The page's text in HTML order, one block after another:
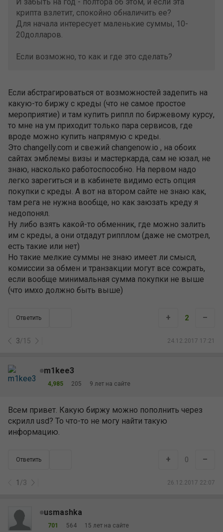
крипта взлетит, спокойно обналичить ее?
Для начала интересует маленькие суммы, 10-
20долларов.
Если возможно, то как и где это сделать?
Если абстрагироваться от возможностей задепить на
какую-то биржу с креды (что не самое простое
мероприятие) и там купить риппл по биржевому курсу,
то мне на ум приходит только пара сервисов, где
вроде можно купить напрямую с креды.
Это changelly.com и свежий changenow.io , на обоих
сайтах эмблемы визы и мастеркарда, сам не юзал, не
знаю, насколько работоспособно. На первом надо
легко зарегиться и в кабинете видимо есть опция
покупки с креды. А вот на втором сайте не знаю как,
там рега не нужна вообще, но как заюзать креду я
недопонял.
Ну либо взять какой-то обменник, где можно залить
им с креды, а они отдадут рипплом (даже не смотрел,
есть такие или нет)
Но такие мелкие суммы не знаю имеет ли смысл,
комиссии за обмен и транзакции могут все сожрать,
если вообще минимальная сумма покупки не выше
(что имхо должно быть выше)
Ответить
3/15 24.12.2017 17:21
+ 2 –
m1kee3
4,985 205 9 лет на сайте
Всем привет. Какую биржу можно пополнить через
скрилл usd? То что-то не могу найти такую
информацию.
Ответить
1 /3 26.12.2017 22:07
+ 0 –
usmashka
701 564 15 лет на сайте